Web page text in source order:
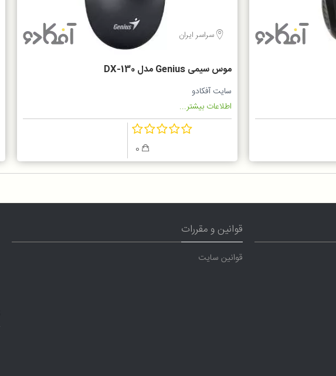
سراسر ایران
موس سیمی Genius مدل DX-130
سایت آفکادو
اطلاعات بیشتر...
قوانین و مقررات
قوانین سایت